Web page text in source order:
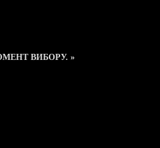
ВИБОРУ. »